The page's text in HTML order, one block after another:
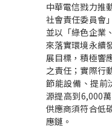
中華電信戮力推
社會責任委員會
並以「綠色企業
來落實環境永續
展目標，積極響
之責任；實際行
節能設備、提前
源提高到6,000
供應商須符合低
應鏈。